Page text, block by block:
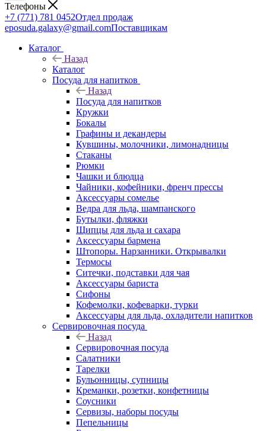
Телефоны
+7 (771) 781 0452Отдел продаж
eposuda.galaxy@gmail.comПоставщикам
Каталог
Назад
Каталог
Посуда для напитков
Назад
Посуда для напитков
Кружки
Бокалы
Графины и декандеры
Кувшины, молочники, лимонадницы
Стаканы
Рюмки
Чашки и блюдца
Чайники, кофейники, френч прессы
Аксессуары сомелье
Ведра для льда, шампанского
Бутылки, фляжки
Щипцы для льда и сахара
Аксессуары бармена
Штопоры. Нарзанники. Открывалки
Термосы
Ситечки, подставки для чая
Аксессуары бариста
Сифоны
Кофемолки, кофеварки, турки
Аксессуары для льда, охладители напитков
Сервировочная посуда
Назад
Сервировочная посуда
Салатники
Тарелки
Бульонницы, супницы
Креманки, розетки, конфетницы
Соусники
Сервизы, наборы посуды
Пепельницы